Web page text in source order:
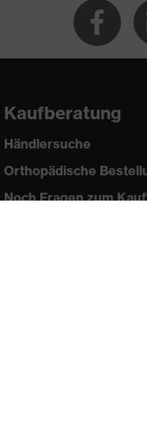
Kaufberatung
Händlersuche
Orthopädische
Noch Fragen zum